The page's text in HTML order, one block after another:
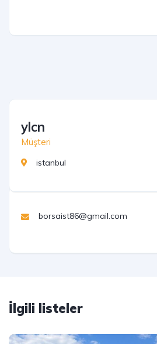
ylcn
Müşteri
istanbul
borsaist86@gmail.com
İlgili listeler